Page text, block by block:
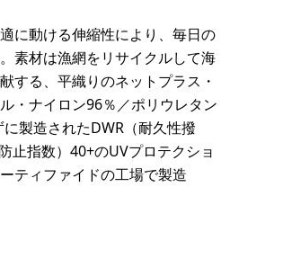
に動ける伸縮性により、毎日の
素材は漁網をリサイクルして海
する、平織りのネットプラス・
・ナイロン96％／ポリウレタン
製造されたDWR（耐久性撥
止指数）40+のUVプロテクショ
ティファイドの工場で製造